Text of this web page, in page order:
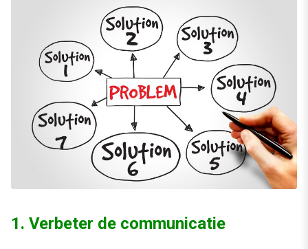
1. Verbeter de communicatie